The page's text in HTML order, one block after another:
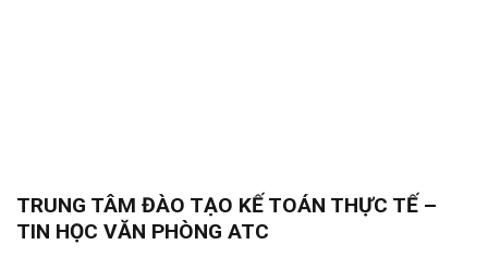
TRUNG TÂM ĐÀO TẠO KẾ TOÁN THỰC TẾ –
TIN HỌC VĂN PHÒNG ATC